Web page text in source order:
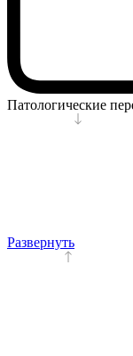
Патологические
Развернуть